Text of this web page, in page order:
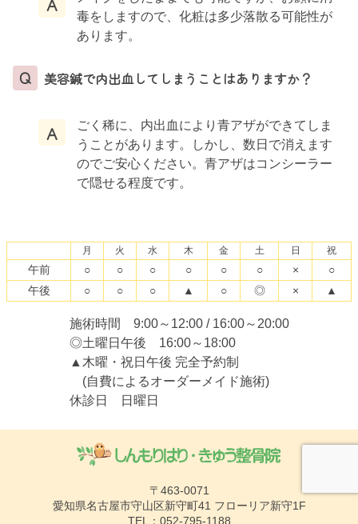
毒をしますので、化粧は多少落散る可能性が
あります。
Q 美容鍼で内出血してしまうことはありますか？
A
ごく稀に、内出血により青アザができてしま
うことがあります。しかし、数日で消えます
のでご安心ください。青アザはコンシーラー
で隠せる程度です。
月 火 水 木 金 土 日 祝
午前 ○ ○ ○ ○ ○ ○ ×
○
午後
○ ○ ○ ▲ ○ ◎ × ▲
施術時間
9:00～12:00 / 16:00～20:00
◎土曜日午後 16:00～18:00
▲木曜・祝日午後 完全予約制
(自費によるオーダーメイド施術)
休診日 日曜日
〒463-0071
愛知県名古屋市守山区新守町41 フローリア新守1F
TEL：052-795-1188